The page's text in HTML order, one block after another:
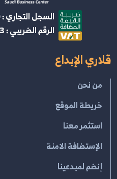
السجل التجاري : 2054100469
الرقم الضريبي : 301270962100003
قلاري الإبداع
من نحن
خريطة الموقع
استثمر معنا
الإستضافة الامنة
إنضم لمبدعينا